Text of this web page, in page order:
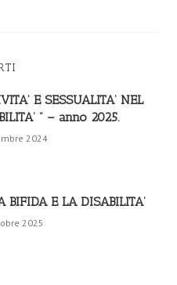
E SESSUALITA’ NEL
” – anno 2025.
2024
E LA DISABILITA’
2025